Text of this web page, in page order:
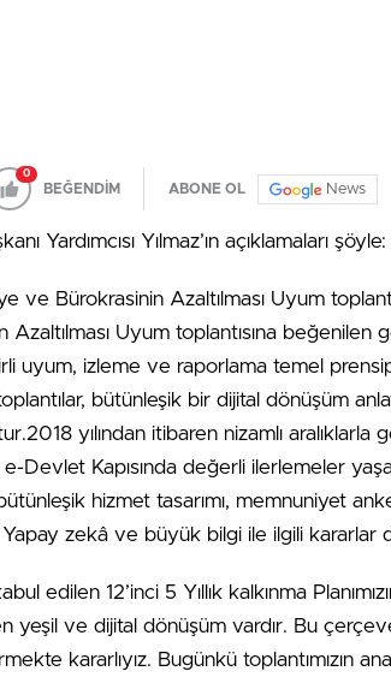
0
BEĞENDİM ABONE OL News
Yardımcısı Yılmaz’ın açıklamaları şöyle:
ve Bürokrasinin Azaltılması Uyum
Azaltılması Uyum toplantısına
uyum, izleme ve raporlama temel
bütünleşik bir dijital dönüşüm
yılından itibaren nizamlı aralıklarla
Devlet Kapısında değerli ilerlemeler
hizmet tasarımı, memnuniyet
Yapay zekâ ve büyük bilgi ile ilgili
edilen 12’inci 5 Yıllık kalkınma
yeşil ve dijital dönüşüm vardır. Bu
kararlıyız. Bugünkü toplantımızın